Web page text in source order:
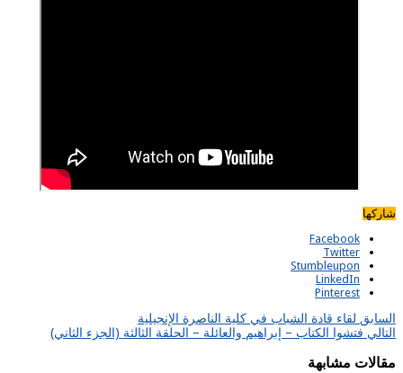
شاركها
Facebook
Twitter
Stumbleupon
LinkedIn
Pinterest
السابق لقاء قادة الشباب في كلية الناصرة الإنجيلية
التالي فتشوا الكتاب – إبراهيم والعائلة – الحلقة الثالثة (الجزء الثاني)
مقالات مشابهة